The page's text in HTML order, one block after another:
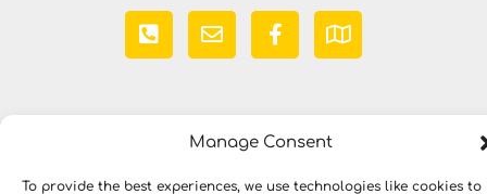
Manage Consent
To provide the best experiences, we use technologies like cookies to